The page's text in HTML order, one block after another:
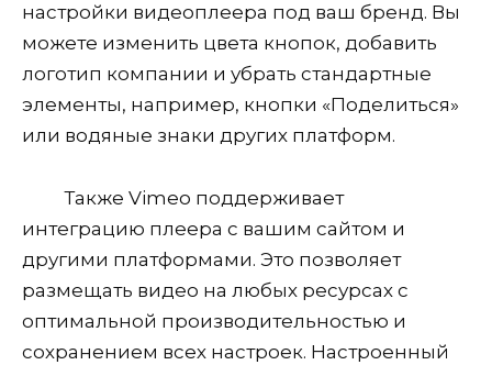
настройки видеоплеера под ваш бренд. Вы
можете изменить цвета кнопок, добавить
логотип компании и убрать стандартные
элементы, например, кнопки «Поделиться»
или водяные знаки других платформ.
Также Vimeo поддерживает
интеграцию плеера с вашим сайтом и
другими платформами. Это позволяет
размещать видео на любых ресурсах с
оптимальной производительностью и
сохранением всех настроек. Настроенный